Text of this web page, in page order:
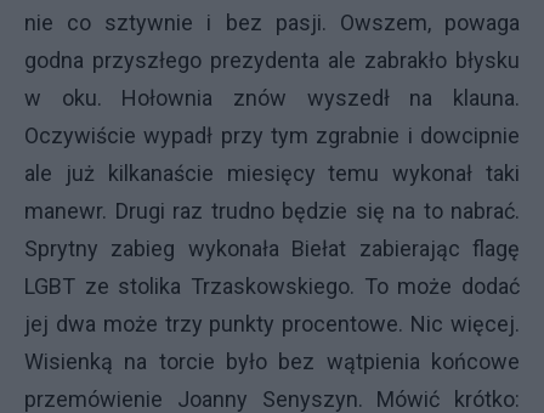
nie co sztywnie i bez pasji. Owszem, powaga
godna przyszłego prezydenta ale zabrakło błysku
w oku. Hołownia znów wyszedł na klauna.
Oczywiście wypadł przy tym zgrabnie i dowcipnie
ale już kilkanaście miesięcy temu wykonał taki
manewr. Drugi raz trudno będzie się na to nabrać.
Sprytny zabieg wykonała Biełat zabierając flagę
LGBT ze stolika Trzaskowskiego. To może dodać
jej dwa może trzy punkty procentowe. Nic więcej.
Wisienką na torcie było bez wątpienia końcowe
przemówienie Joanny Senyszyn. Mówić krótko: